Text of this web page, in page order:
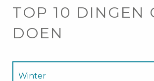
TOP 10 DINGEN
DOEN
Winter